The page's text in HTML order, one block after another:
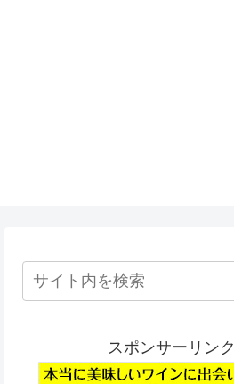
スポンサーリンク